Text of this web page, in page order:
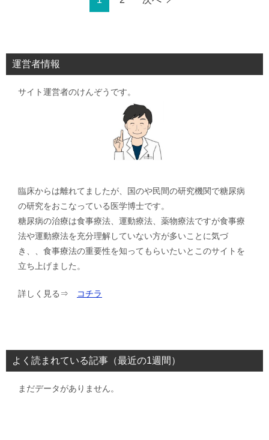
運営者情報
サイト運営者のけんぞうです。
臨床からは離れてましたが、国のや民間の研究機関で糖尿病
の研究をおこなっている医学博士です。
糖尿病の治療は食事療法、運動療法、薬物療法ですが食事療
法や運動療法を充分理解していない方が多いことに気づ
き、、食事療法の重要性を知ってもらいたいとこのサイトを
立ち上げました。
詳しく見る⇒ コチラ
よく読まれている記事（最近の1週間）
まだデータがありません。